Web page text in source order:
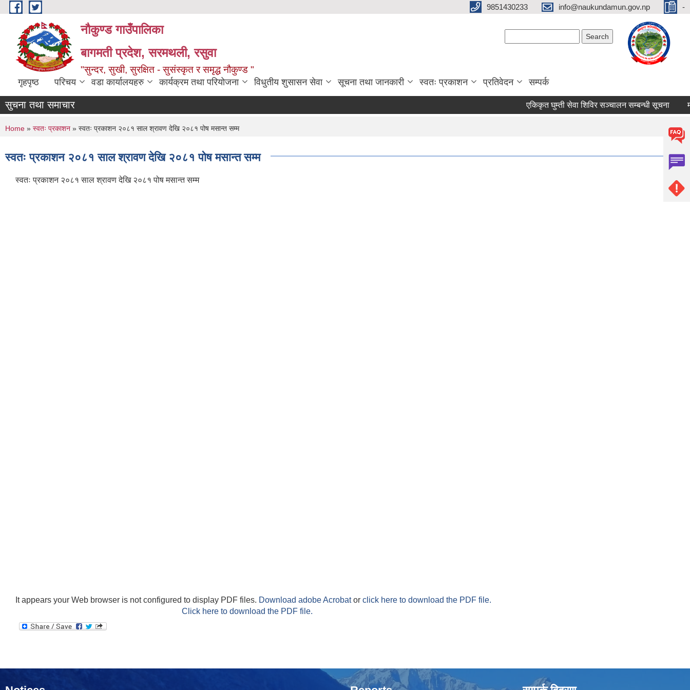
Skip to main content 9851430233 info@naukundamun.gov.np -
नौकुण्ड गाउँपालिका
बागमती प्रदेश, सरमथली, रसुवा
"सुन्दर, सुखी, सुरक्षित - सुसंस्कृत र समृद्ध नौकुण्ड "
गृहपृष्ठ परिचय वडा कार्यालयहरु कार्यक्रम तथा परियोजना विधुतीय शुसासन सेवा सूचना तथा जानकारी स्वतः प्रकाशन प्रतिवेदन सम्पर्क
सुचना तथा समाचार एकिकृत घुम्ती सेवा शिविर सञ्‍चालन सम्बन्धी सूचना
You are here
Home » स्वतः प्रकाशन » स्वतः प्रकाशन २०८१ साल श्रावण देखि २०८१ पोष मसान्त सम्म
स्वतः प्रकाशन २०८१ साल श्रावण देखि २०८१ पोष मसान्त सम्म
स्वतः प्रकाशन २०८१ साल श्रावण देखि २०८१ पोष मसान्त सम्म
It appears your Web browser is not configured to display PDF files. Download adobe Acrobator click here to download the PDF file.
Click here to download the PDF file.